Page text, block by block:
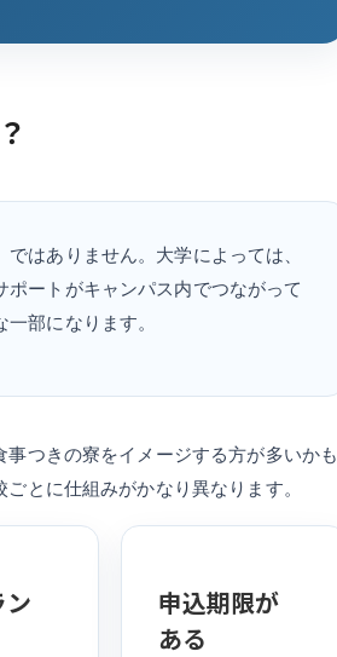
はありません。大学によっては、
ートがキャンパス内でつながって
部になります。
つきの寮をイメージする方が多いかも
とに仕組みがかなり異なります。
申込期限が
ある